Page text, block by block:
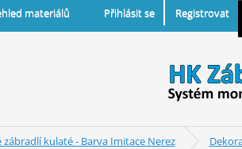
materiálů Přihlásit se Registrovat
kulaté - Barva Imitace Nerez